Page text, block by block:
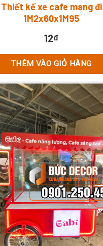
Thiết kế xe cafe mang đi
1M2x60x1M95
12₫
THÊM VÀO GIỎ HÀNG